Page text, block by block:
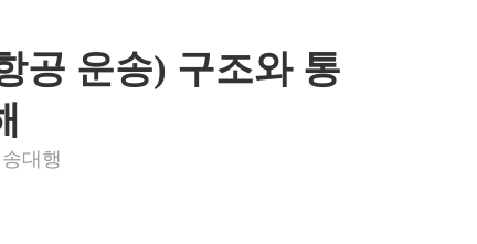
공 운송) 구조와 통
대행